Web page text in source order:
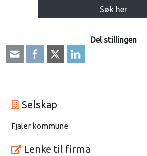
Søk her
Del stillingen
Selskap
Fjaler kommune
Lenke til firma